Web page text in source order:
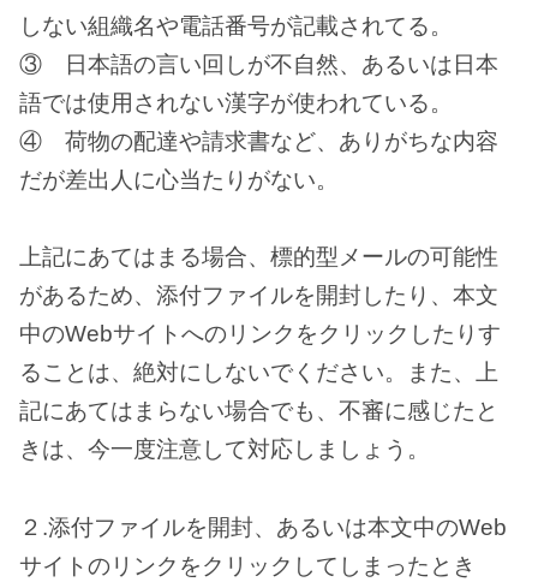
しない組織名や電話番号が記載されてる。
③ 日本語の言い回しが不自然、あるいは日本
語では使用されない漢字が使われている。
④ 荷物の配達や請求書など、ありがちな内容
だが差出人に心当たりがない。
上記にあてはまる場合、標的型メールの可能性
があるため、添付ファイルを開封したり、本文
中のWebサイトへのリンクをクリックしたりす
ることは、絶対にしないでください。また、上
記にあてはまらない場合でも、不審に感じたと
きは、今一度注意して対応しましょう。
２.添付ファイルを開封、あるいは本文中のWeb
サイトのリンクをクリックしてしまったとき